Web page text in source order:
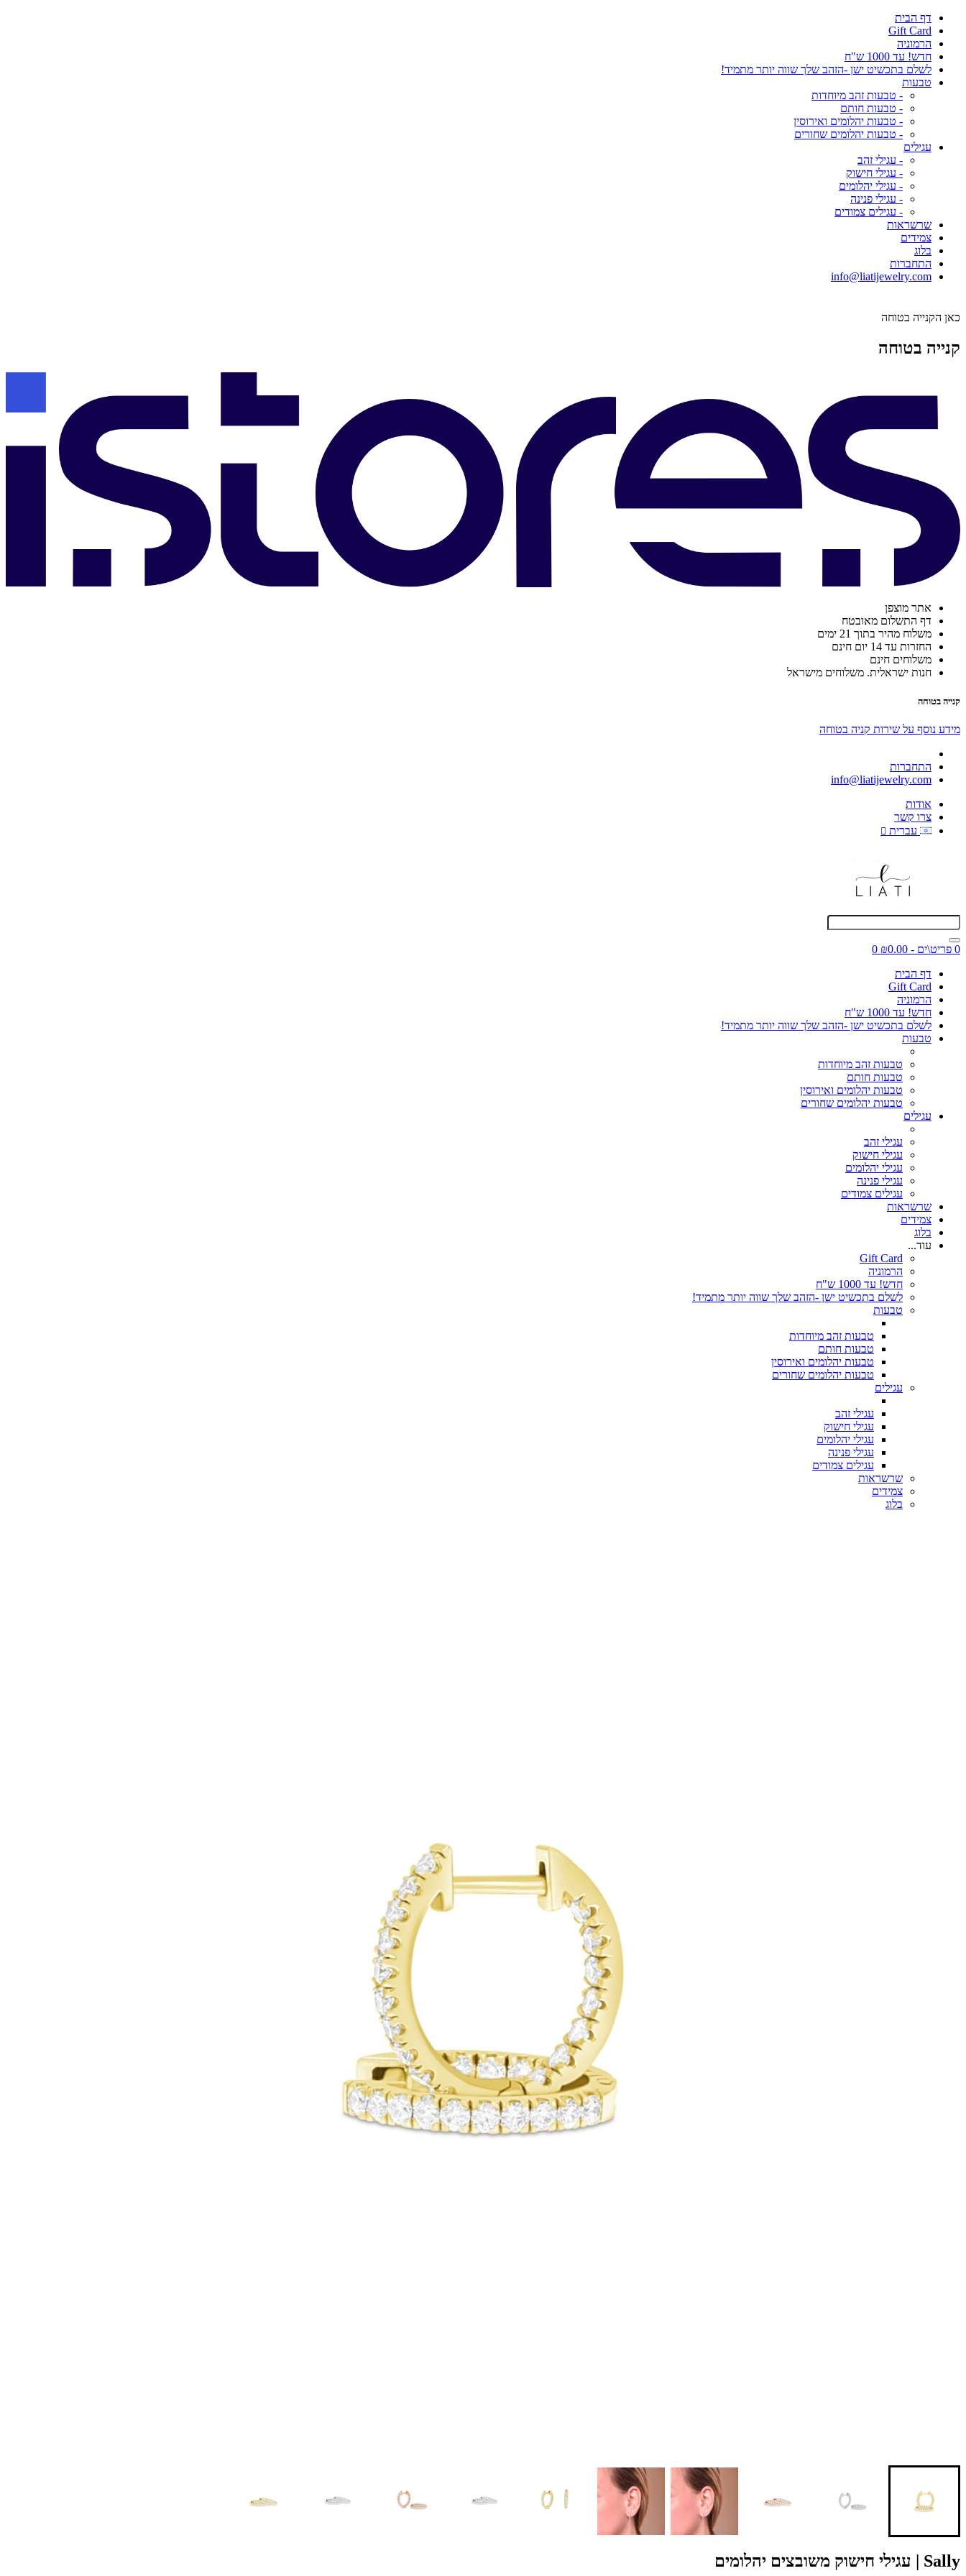
דף הבית
Gift Card
הרמוניה
חדש! עד 1000 ש"ח
לשלם בתכשיט ישן -הזהב שלך שווה יותר מתמיד!
טבעות
- טבעות זהב מיוחדות
- טבעות חותם
- טבעות יהלומים ואירוסין
- טבעות יהלומים שחורים
עגילים
- עגילי זהב
- עגילי חישוק
- עגילי יהלומים
- עגילי פנינה
- עגילים צמודים
שרשראות
צמידים
בלוג
התחברות
info@liatijewelry.com
כאן הקנייה בטוחה
קנייה בטוחה
אתר מוצפן
דף התשלום מאובטח
משלוח מהיר בתוך 21 ימים
החזרות עד 14 יום חינם
משלוחים חינם
חנות ישראלית. משלוחים מישראל
קנייה בטוחה
מידע נוסף על שירות קניה בטוחה
התחברות
info@liatijewelry.com
אודות
צרו קשר
עברית
0 פריט\ים - ₪0.00
0
דף הבית
Gift Card
הרמוניה
חדש! עד 1000 ש"ח
לשלם בתכשיט ישן -הזהב שלך שווה יותר מתמיד!
טבעות
טבעות זהב מיוחדות
טבעות חותם
טבעות יהלומים ואירוסין
טבעות יהלומים שחורים
עגילים
עגילי זהב
עגילי חישוק
עגילי יהלומים
עגילי פנינה
עגילים צמודים
שרשראות
צמידים
בלוג
עוד...
Gift Card
הרמוניה
חדש! עד 1000 ש"ח
לשלם בתכשיט ישן -הזהב שלך שווה יותר מתמיד!
טבעות
טבעות זהב מיוחדות
טבעות חותם
טבעות יהלומים ואירוסין
טבעות יהלומים שחורים
עגילים
עגילי זהב
עגילי חישוק
עגילי יהלומים
עגילי פנינה
עגילים צמודים
שרשראות
צמידים
בלוג
Sally | עגילי חישוק משובצים יהלומים